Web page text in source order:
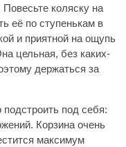
коляску на
её по ступенькам в
и приятной на ощупь
цельная, без каких-
держаться за
под себя:
Корзина очень
максимум